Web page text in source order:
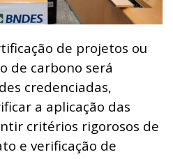
de projetos ou
de carbono será
credenciadas,
a aplicação das
critérios rigorosos de
e verificação de